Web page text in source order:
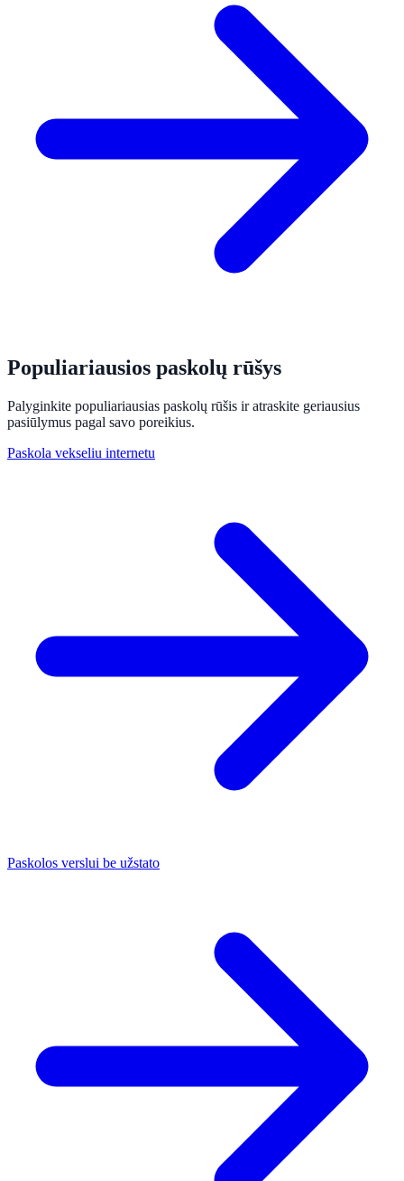
Populiariausios paskolų rūšys
Palyginkite populiariausias paskolų rūšis ir atraskite geriausius
pasiūlymus pagal savo poreikius.
Paskola vekseliu internetu
Paskolos verslui be užstato